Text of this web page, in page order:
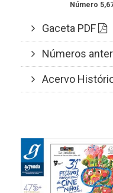
Número
Gaceta PDF
Números
Acervo